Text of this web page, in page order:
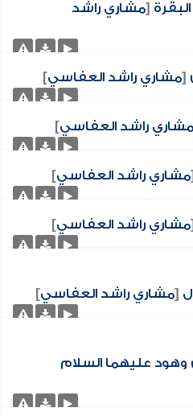
[مشاري راشد
[مشاري راشد العفاسي]
مشاري راشد العفاسي]
[مشاري راشد العفاسي]
[مشاري راشد العفاسي]
[مشاري راشد العفاسي]
عليهما السلام